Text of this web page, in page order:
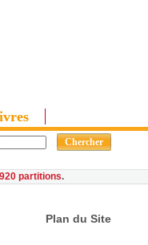
partitions
Plan du Site